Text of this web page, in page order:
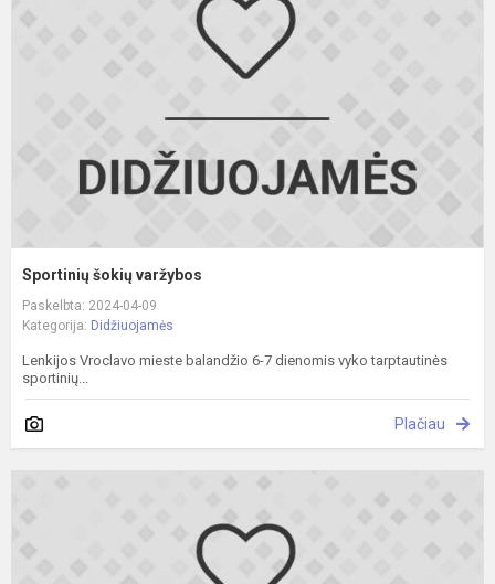
Sportinių šokių varžybos
Paskelbta: 2024-04-09
Kategorija: Didžiuojamės
Lenkijos Vroclavo mieste balandžio 6-7 dienomis vyko tarptautinės
sportinių...
Plačiau